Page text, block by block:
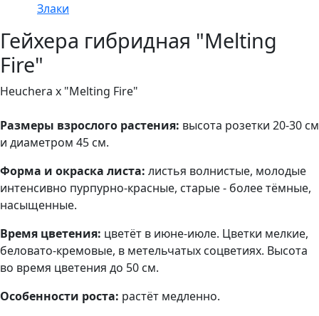
Злаки
Гейхера гибридная "Melting
Fire"
Heuchera х "Melting Fire"
Размеры взрослого растения: высота розетки 20-30 см
и диаметром 45 см.
Форма и окраска листа: листья волнистые, молодые
интенсивно пурпурно-красные, старые - более тёмные,
насыщенные.
Время цветения: цветёт в июне-июле. Цветки мелкие,
беловато-кремовые, в метельчатых соцветиях. Высота
во время цветения до 50 см.
Особенности роста: растёт медленно.